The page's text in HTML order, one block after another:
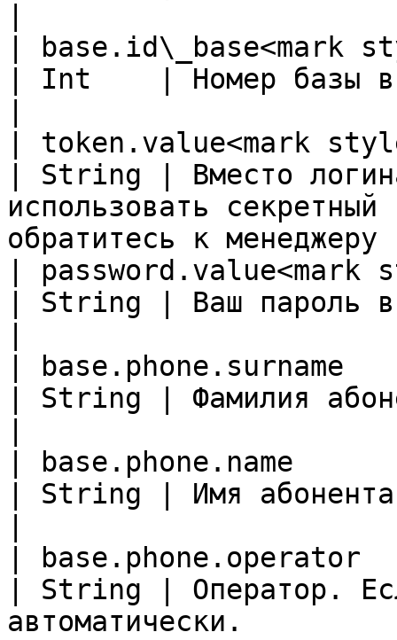
| base.id\_base<mark
| Int    | Номер базы в
| token.value<mark
| String | Вместо
использовать
обратитесь к
|
| String | Ваш пароль в
| base.phone.surname
| String | Фамилия
| base.phone.name
| String | Имя абонента
| base.phone.operator
| String | Оператор.
автоматически.